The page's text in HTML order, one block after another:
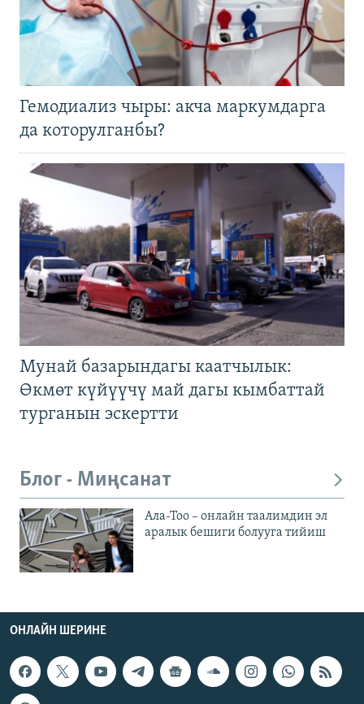
Гемодиализ чыры: акча маркумдарга
да которулганбы?
Мунай базарындагы каатчылык:
Өкмөт күйүүчү май дагы кымбаттай
турганын эскертти
Блог - Миңсанат
Ала-Тоо – онлайн таалимдин эл
аралык бешиги болууга тийиш
ОНЛАЙН ШЕРИНЕ